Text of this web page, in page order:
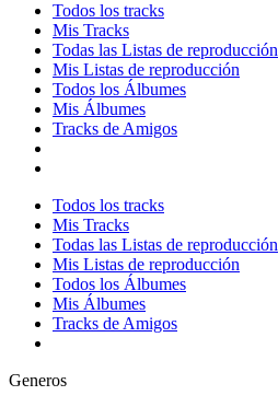
Todos los tracks
Mis Tracks
Todas las Listas de reproducción
Mis Listas de reproducción
Todos los Álbumes
Mis Álbumes
Tracks de Amigos
Todos los tracks
Mis Tracks
Todas las Listas de reproducción
Mis Listas de reproducción
Todos los Álbumes
Mis Álbumes
Tracks de Amigos
Generos